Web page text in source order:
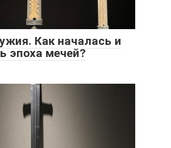
Как началась и
эпоха мечей?